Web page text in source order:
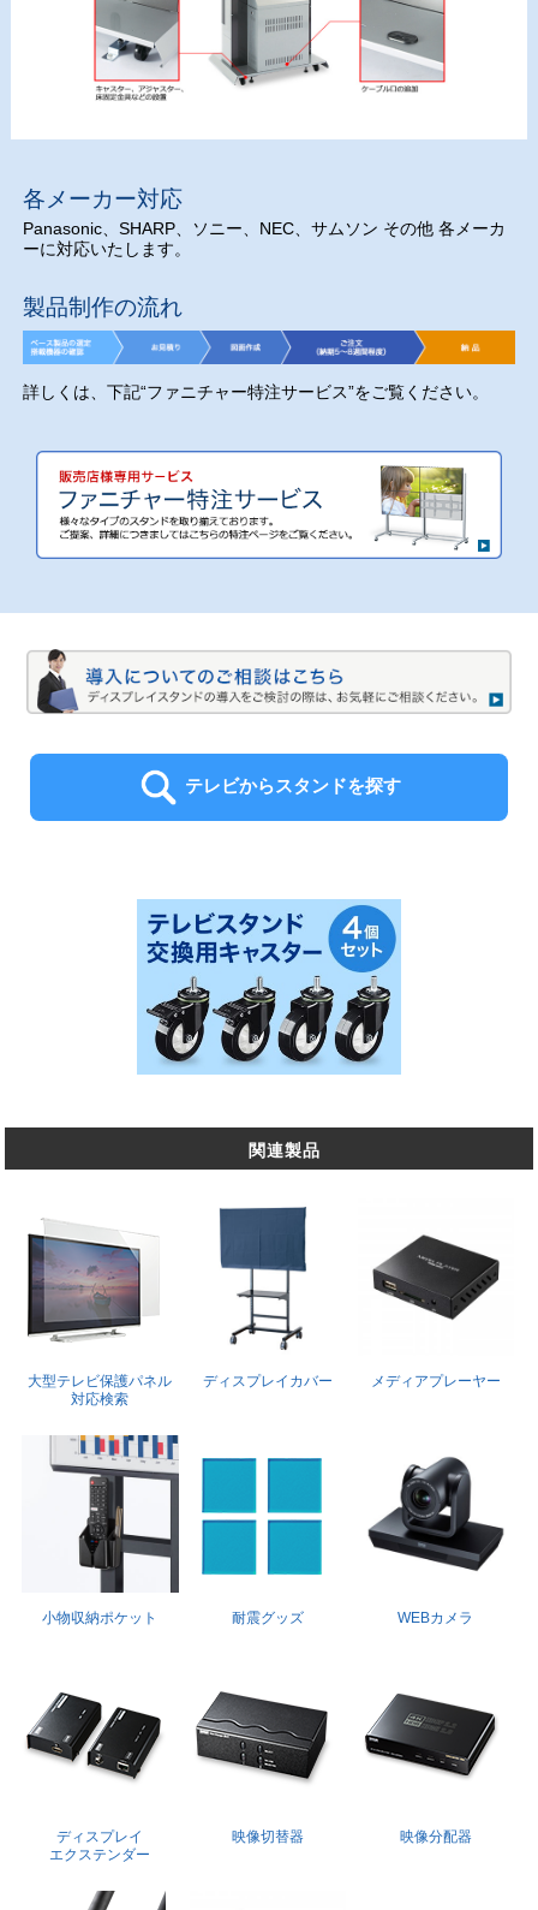
各メーカー対応
Panasonic、SHARP、ソニー、NEC、サムソン その他 各メーカ
ーに対応いたします。
製品制作の流れ
詳しくは、下記“ファニチャー特注サービス”をご覧ください。
テレビからスタンドを探す
関連製品
大型テレビ保護パネル
対応検索
ディスプレイカバー メディアプレーヤー
小物収納ポケット 耐震グッズ WEBカメラ
ディスプレイ
エクステンダー
映像切替器 映像分配器